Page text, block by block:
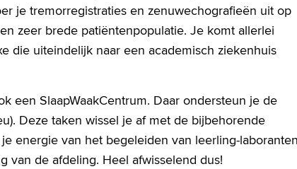
je tremorregistraties en zenuwechografieën uit op
zeer brede patiëntenpopulatie. Je komt allerlei
die uiteindelijk naar een academisch ziekenhuis
een SlaapWaakCentrum. Daar ondersteun je de
Deze taken wissel je af met de bijbehorende
energie van het begeleiden van leerling-
van de afdeling. Heel afwisselend dus!